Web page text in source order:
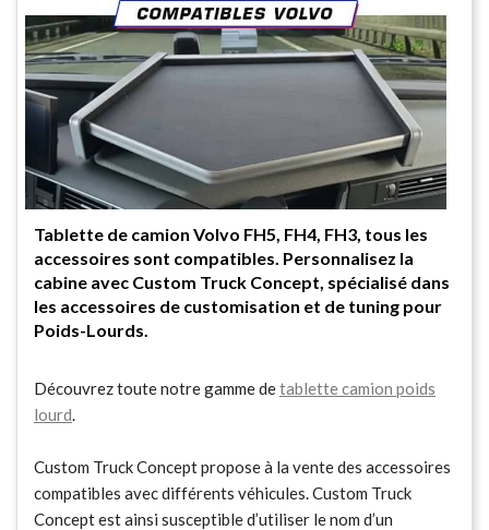
Tablette de camion Volvo FH5, FH4, FH3, tous les
accessoires sont compatibles. Personnalisez la
cabine avec Custom Truck Concept, spécialisé dans
les accessoires de customisation et de tuning pour
Poids-Lourds.
Découvrez toute notre gamme detablette camion poids
lourd.
Custom Truck Concept propose à la vente des accessoires
compatibles avec différents véhicules. Custom Truck
Concept est ainsi susceptible d’utiliser le nom d’un